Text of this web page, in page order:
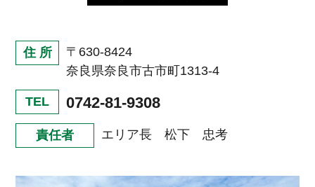
住 所
〒630-8424
奈良県奈良市古市町1313-4
TEL 0742-81-9308
責任者 エリア長 松下 忠考